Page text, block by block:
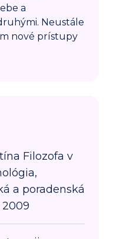
a
Neustále
nové prístupy
Filozofa v
a poradenská